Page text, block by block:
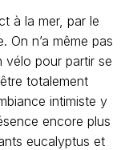
à la mer, par le
On n’a même pas
vélo pour partir se
totalement
intimiste y
encore plus
eucalyptus et